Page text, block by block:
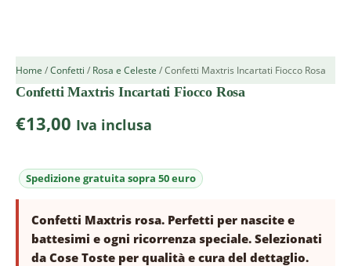
Home /Confetti / Rosa e Celeste / Confetti Maxtris Incartati Fiocco Rosa
Confetti Maxtris Incartati Fiocco Rosa
€13,00 Iva inclusa
Confetti Maxtris rosa. Perfetti per nascite e
battesimi e ogni ricorrenza speciale. Selezionati
da Cose Toste per qualità e cura del dettaglio.